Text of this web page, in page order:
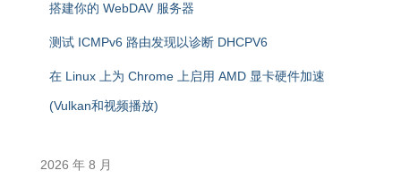
搭建你的 WebDAV 服务器
测试 ICMPv6 路由发现以诊断 DHCPV6
在 Linux 上为 Chrome 上启用 AMD 显卡硬件加速
(Vulkan和视频播放)
2026 年 8 月